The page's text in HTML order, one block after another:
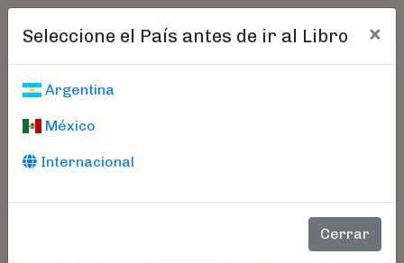
Seleccione el País antes de ir al Libro ×
Argentina
México
Internacional
Cerrar